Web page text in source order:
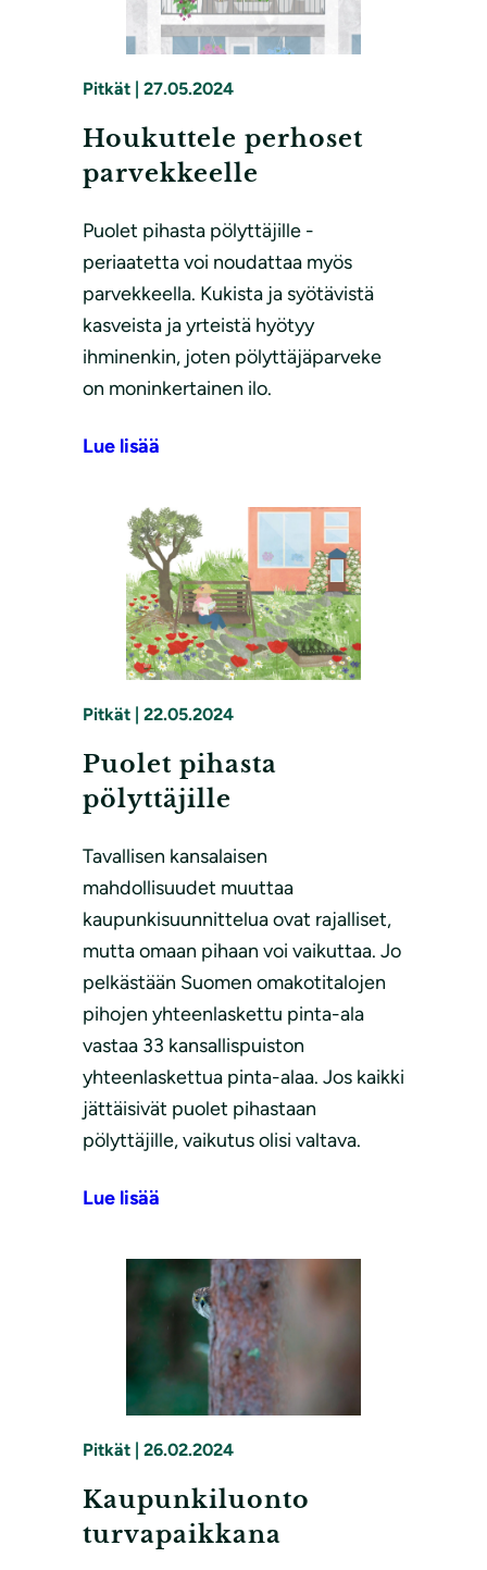
Pitkät | 27.05.2024
Houkuttele perhoset
parvekkeelle
Puolet pihasta pölyttäjille -
periaatetta voi noudattaa myös
parvekkeella. Kukista ja syötävistä
kasveista ja yrteistä hyötyy
ihminenkin, joten pölyttäjäparveke
on moninkertainen ilo.
Lue lisää
Pitkät 22.05.2024
Puolet pihasta
pölyttäjille
Tavallisen kansalaisen
mahdollisuudet muuttaa
kaupunkisuunnittelua ovat rajalliset,
mutta omaan pihaan voi vaikuttaa. Jo
pelkästään Suomen omakotitalojen
pihojen yhteenlaskettu pinta-ala
vastaa 33 kansallispuiston
yhteenlaskettua pinta-alaa. Jos kaikki
jättäisivät puolet pihastaan
pölyttäjille, vaikutus olisi valtava.
Lue lisää
Pitkät 26.02.2024
Kaupunkiluonto
turvapaikkana